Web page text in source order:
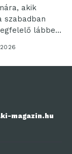
akik
szabadban
lábbeli
magazin.hu